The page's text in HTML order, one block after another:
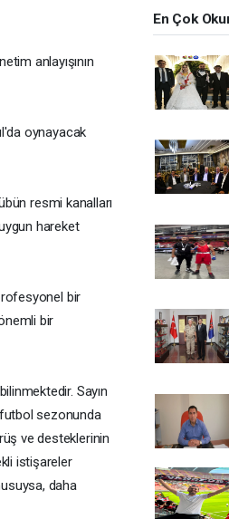
anlayışının
oynayacak
resmi kanalları
hareket
bir
bir
Sayın
futbol sezonunda
ve desteklerinin
istişareler
daha
En Çok